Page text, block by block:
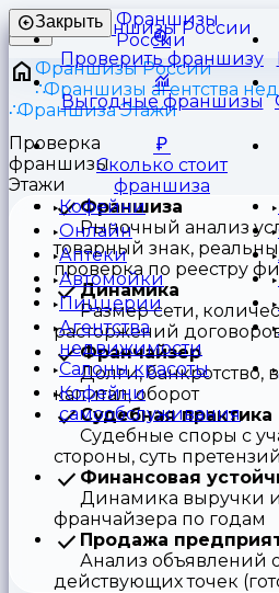
Франшизы
России
Закрыть
Проверить франшизу
Выгодные франшизы
Сколько стоит
франшиза
Кофейни
Онлайн
Аптеки
Автомойки
Пиццерии
Агентства
недвижимости
Салоны красоты
Кофейни
самообслуживания
Франшизы России
Франшизы агентства
Франшиза Этажи
Проверка
франшизы
Этажи
Франшиза
Рыночный анализ
товарный знак,
проверка по реестру
Динамика
Размер сети,
расторжений
Франчайзер
Долги, банкротство,
капитал, оборот
Судебная практика
Судебные споры с
стороны, суть
Финансовая
Динамика выручки
франчайзера по годам
Продажа
Анализ объявлений
действующих точек